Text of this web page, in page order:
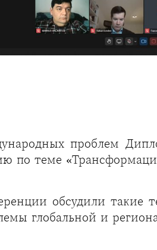
проблем
по теме
обсудили
глобальной и